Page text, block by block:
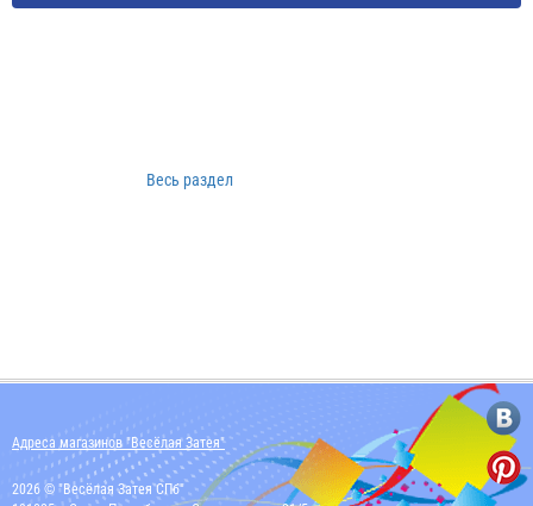
Весь раздел
Адреса магазинов "Весёлая Затея"
2026 © "Весёлая Затея СПб"